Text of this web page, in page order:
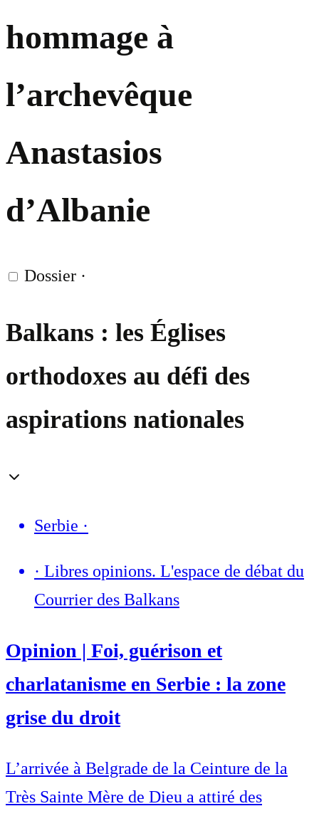
hommage à
l’archevêque
Anastasios
d’Albanie
Dossier ·
Balkans : les Églises
orthodoxes au défi des
aspirations nationales
Serbie ·
· Libres opinions. L'espace de débat du
Courrier des Balkans
Opinion | Foi, guérison et
charlatanisme en Serbie : la zone
grise du droit
L’arrivée à Belgrade de la Ceinture de la
Très Sainte Mère de Dieu a attiré des